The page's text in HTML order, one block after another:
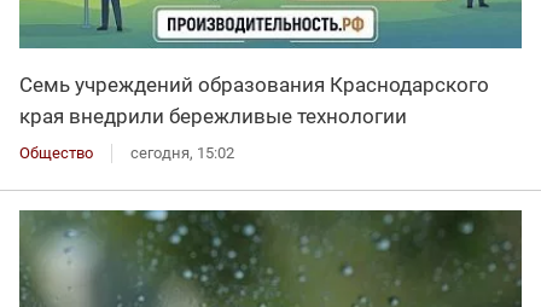
Семь учреждений образования Краснодарского
края внедрили бережливые технологии
Общество сегодня, 15:02